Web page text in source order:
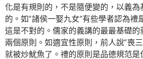
化是有規則的，不是隨便變的，以義為
的。如“諸侯一娶九女”有些學者認為禮
這是不對的。儒家的義講的最最基礎的
兩個原則。如適宜性原則，前人說“喪
就被炒魷魚了。禮的原則是品德規范